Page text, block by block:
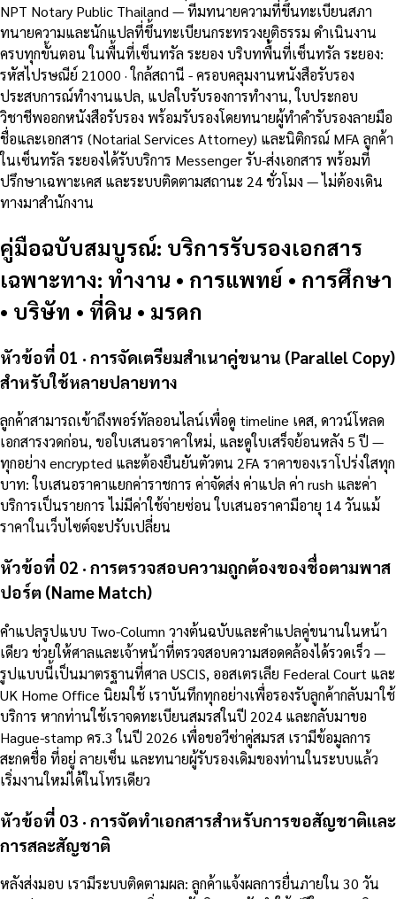
NPT Notary Public Thailand — ทีมทนายความที่ขึ้นทะเบียนสภา
ทนายความและนักแปลที่ขึ้นทะเบียนกระทรวงยุติธรรม ดำเนินงาน
ครบทุกขั้นตอน ในพื้นที่เซ็นทรัล ระยอง บริบทพื้นที่เซ็นทรัล ระยอง:
รหัสไปรษณีย์ 21000 · ใกล้สถานี - ครอบคลุมงานหนังสือรับรอง
ประสบการณ์ทำงานแปล, แปลใบรับรองการทำงาน, ใบประกอบ
วิชาชีพออกหนังสือรับรอง พร้อมรับรองโดยทนายผู้ทำคำรับรองลายมือ
ชื่อและเอกสาร (Notarial Services Attorney) และนิติกรณ์ MFA ลูกค้า
ในเซ็นทรัล ระยองได้รับบริการ Messenger รับ-ส่งเอกสาร พร้อมที่
ปรึกษาเฉพาะเคส และระบบติดตามสถานะ 24 ชั่วโมง — ไม่ต้องเดิน
ทางมาสำนักงาน
คู่มือฉบับสมบูรณ์: บริการรับรองเอกสาร
เฉพาะทาง: ทำงาน • การแพทย์ • การศึกษา
• บริษัท • ที่ดิน • มรดก
หัวข้อที่ 01 · การจัดเตรียมสำเนาคู่ขนาน (Parallel Copy)
สำหรับใช้หลายปลายทาง
ลูกค้าสามารถเข้าถึงพอร์ทัลออนไลน์เพื่อดู timeline เคส, ดาวน์โหลด
เอกสารงวดก่อน, ขอใบเสนอราคาใหม่, และดูใบเสร็จย้อนหลัง 5 ปี —
ทุกอย่าง encrypted และต้องยืนยันตัวตน 2FA ราคาของเราโปร่งใสทุก
บาท: ใบเสนอราคาแยกค่าราชการ ค่าจัดส่ง ค่าแปล ค่า rush และค่า
บริการเป็นรายการ ไม่มีค่าใช้จ่ายซ่อน ใบเสนอราคามีอายุ 14 วันแม้
ราคาในเว็บไซต์จะปรับเปลี่ยน
หัวข้อที่ 02 · การตรวจสอบความถูกต้องของชื่อตามพาส
ปอร์ต (Name Match)
คำแปลรูปแบบ Two-Column วางต้นฉบับและคำแปลคู่ขนานในหน้า
เดียว ช่วยให้ศาลและเจ้าหน้าที่ตรวจสอบความสอดคล้องได้รวดเร็ว —
รูปแบบนี้เป็นมาตรฐานที่ศาล USCIS, ออสเตรเลีย Federal Court และ
UK Home Office นิยมใช้ เราบันทึกทุกอย่างเพื่อรองรับลูกค้ากลับมาใช้
บริการ หากท่านใช้เราจดทะเบียนสมรสในปี 2024 และกลับมาขอ
Hague-stamp คร.3 ในปี 2026 เพื่อขอวีซ่าคู่สมรส เรามีข้อมูลการ
สะกดชื่อ ที่อยู่ ลายเซ็น และทนายผู้รับรองเดิมของท่านในระบบแล้ว
เริ่มงานใหม่ได้ในโทรเดียว
หัวข้อที่ 03 · การจัดทำเอกสารสำหรับการขอสัญชาติและ
การสละสัญชาติ
หลังส่งมอบ เรามีระบบติดตามผล: ลูกค้าแจ้งผลการยื่นภายใน 30 วัน